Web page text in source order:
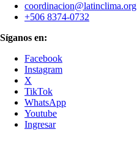
coordinacion@latinclima.org
+506 8374-0732
Síganos en:
Facebook
Instagram
X
TikTok
WhatsApp
Youtube
Ingresar